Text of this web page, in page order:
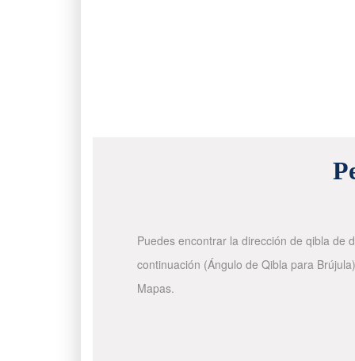
Puedes encontrar la dirección de qibla de
continuación (Ángulo de Qibla para
Mapas.